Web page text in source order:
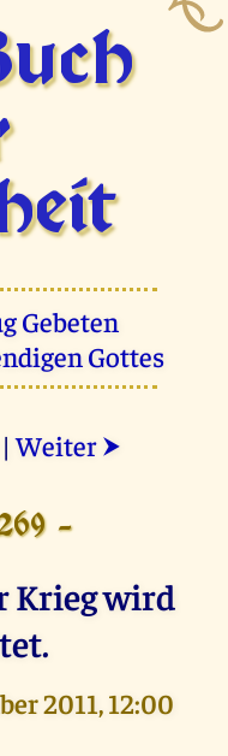
Gebeten
Gottes
|Weiter ⮞
-
Krieg wird
2011, 12:00